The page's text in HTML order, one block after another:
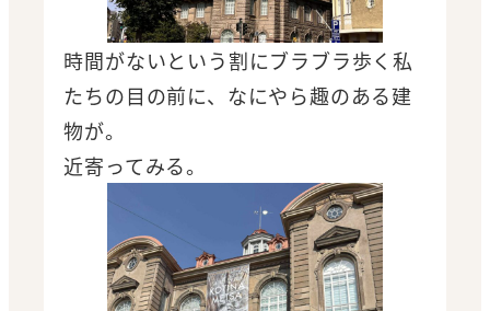
時間がないという割にブラブラ歩く私
たちの目の前に、なにやら趣のある建
物が。
近寄ってみる。